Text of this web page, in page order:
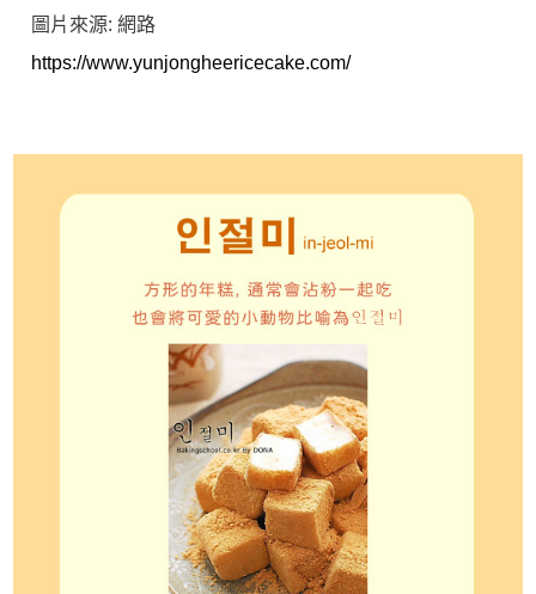
圖片來源: 網路
https://www.yunjongheericecake.com/